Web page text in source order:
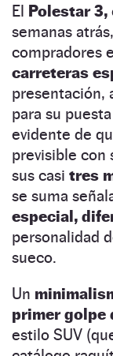
El Polestar 3,
semanas atrás,
compradores
carreteras
presentación,
para su
evidente de
previsible con
sus casi tres
se suma
especial,
personalidad
sueco.
Un
primer golpe
estilo SUV